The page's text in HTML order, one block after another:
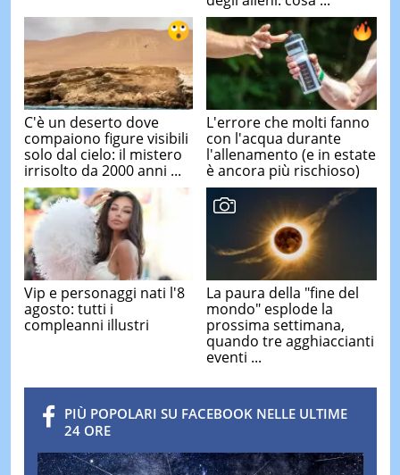
C'è un deserto dove
compaiono figure visibili
solo dal cielo: il mistero
irrisolto da 2000 anni ...
L'errore che molti fanno
con l'acqua durante
l'allenamento (e in estate
è ancora più rischioso)
Vip e personaggi nati l'8
agosto: tutti i
compleanni illustri
La paura della "fine del
mondo" esplode la
prossima settimana,
quando tre agghiaccianti
eventi ...
PIÙ POPOLARI SU FACEBOOK NELLE ULTIME
24 ORE